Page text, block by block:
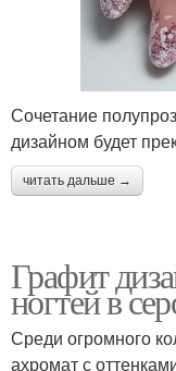
Сочетание
дизайном будет
читать дальше →
Графит
ногтей в
Среди огромного
ахромат с